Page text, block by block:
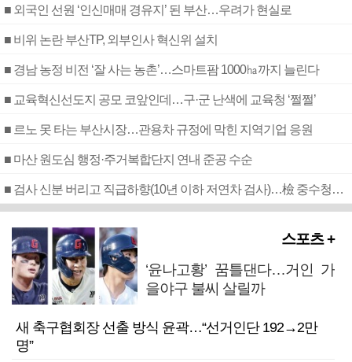
■ 외국인 선원 ‘인신매매 경유지’ 된 부산…우려가 현실로
■ 비위 논란 부산TP, 외부인사 혁신위 설치
■ 경남 농정 비전 ‘잘 사는 농촌’…스마트팜 1000㏊까지 늘린다
■ 교육혁신선도지 공모 코앞인데…구·군 난색에 교육청 ‘쩔쩔’
■ 르노 못 타는 부산시장…관용차 규정에 막힌 지역기업 응원
■ 마산 원도심 행정·주거복합단지 연내 준공 수순
■ 검사 신분 버리고 직급하향(10년 이하 저연차 검사)…檢 중수청행 기피
스포츠 +
‘윤나고황’ 꿈틀댄다…거인 가
을야구 불씨 살릴까
새 축구협회장 선출 방식 윤곽…“선거인단 192→2만
명”